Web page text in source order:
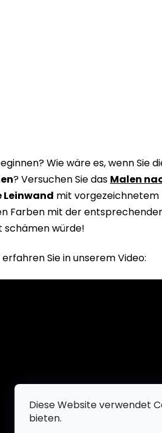
Diese Website verwendet
bieten.
Wie wäre es, wenn Sie
n? Versuchen Sie das Malen
Leinwand mit vorgezeichnetem
Farben mit der
schämen würde!
Sie in unserem Video: